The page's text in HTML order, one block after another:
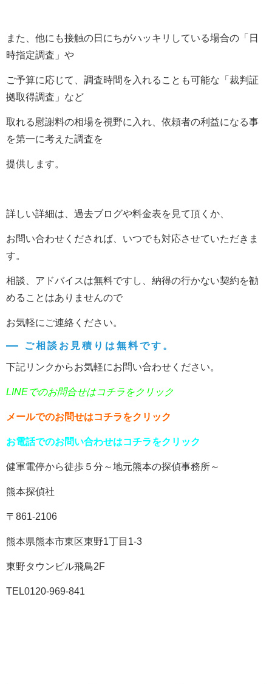
また、他にも接触の日にちがハッキリしている場合の「日
時指定調査」や
ご予算に応じて、調査時間を入れることも可能な「裁判証
拠取得調査」など
取れる慰謝料の相場を視野に入れ、依頼者の利益になる事
を第一に考えた調査を
提供します。
詳しい詳細は、過去ブログや料金表を見て頂くか、
お問い合わせくだされば、いつでも対応させていただきま
す。
相談、アドバイスは無料ですし、納得の行かない契約を勧
めることはありませんので
お気軽にご連絡ください。
ご相談お見積りは無料です。
下記リンクからお気軽にお問い合わせください。
LINEでのお問合せはコチラをクリック
メールでのお問せはコチラをクリック
お電話でのお問い合わせはコチラをクリック
健軍電停から徒歩５分～地元熊本の探偵事務所～
熊本探偵社
〒861-2106
熊本県熊本市東区東野1丁目1-3
東野タウンビル飛鳥2F
TEL0120-969-841